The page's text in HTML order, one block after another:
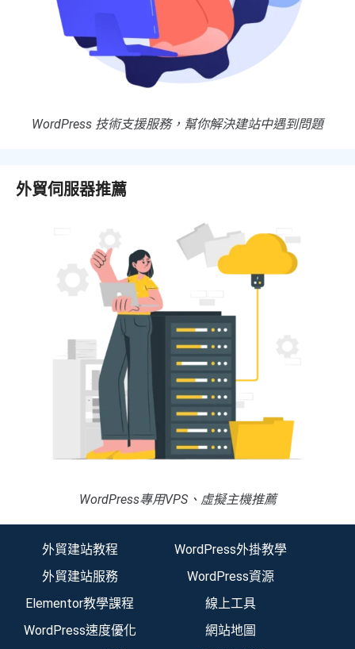
WordPress 技術支援服務，幫你解決建站中遇到問題
外貿伺服器推薦
WordPress專用VPS、虛擬主機推薦
外貿建站教程
外貿建站服務
Elementor教學課程
WordPress速度優化
WordPress外掛教學
WordPress資源
線上工具
網站地圖